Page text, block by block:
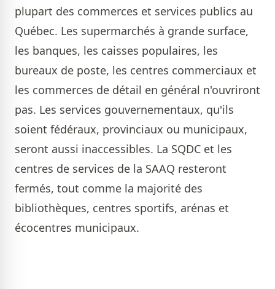
plupart des commerces et services publics au
Québec. Les supermarchés à grande surface,
les banques, les caisses populaires, les
bureaux de poste, les centres commerciaux et
les commerces de détail en général n'ouvriront
pas. Les services gouvernementaux, qu'ils
soient fédéraux, provinciaux ou municipaux,
seront aussi inaccessibles. La SQDC et les
centres de services de la SAAQ resteront
fermés, tout comme la majorité des
bibliothèques, centres sportifs, arénas et
écocentres municipaux.